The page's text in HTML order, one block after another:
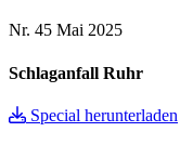
Nr. 45 Mai 2025
Schlaganfall Ruhr
Special herunterladen